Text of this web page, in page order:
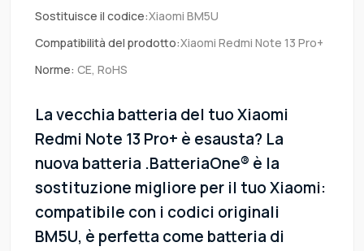
Sostituisce il codice:Xiaomi BM5U
Compatibilità del prodotto:Xiaomi Redmi Note 13 Pro+
Norme: CE, RoHS
La vecchia batteria del tuo Xiaomi
Redmi Note 13 Pro+ è esausta? La
nuova batteria .BatteriaOne® è la
sostituzione migliore per il tuo Xiaomi:
compatibile con i codici originali
BM5U, è perfetta come batteria di